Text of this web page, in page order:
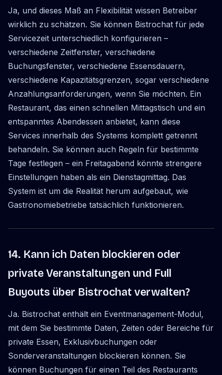
Ja, und dieses Maß an Flexibilität wissen Betreiber
wirklich zu schätzen. Sie können Bistrochat für jede
Servicezeit unterschiedlich konfigurieren –
verschiedene Zeitfenster, verschiedene
Buchungsfenster, verschiedene Essensdauern,
verschiedene Kapazitätsgrenzen, sogar verschiedene
Anzahlungsanforderungen, wenn Sie möchten. Ein
Restaurant, das einen schnellen Mittagstisch und ein
entspanntes Abendessen anbietet, kann diese
Services innerhalb des Systems komplett getrennt
behandeln. Sie können auch Regeln für bestimmte
Tage festlegen – ein Freitagabend könnte strengere
Einstellungen haben als ein Dienstagmittag. Das
System ist um die Realität herum aufgebaut, wie
Gastronomiebetriebe tatsächlich funktionieren.
14. Kann ich Daten blockieren oder
private Veranstaltungen und Full
Buyouts über Bistrochat verwalten?
Ja. Bistrochat enthält ein Eventmanagement-Modul,
mit dem Sie bestimmte Daten, Zeiten oder Bereiche für
private Essen, Exklusivbuchungen oder
Sonderveranstaltungen blockieren können. Sie
können Buchungen für einen Teil des Restaurants